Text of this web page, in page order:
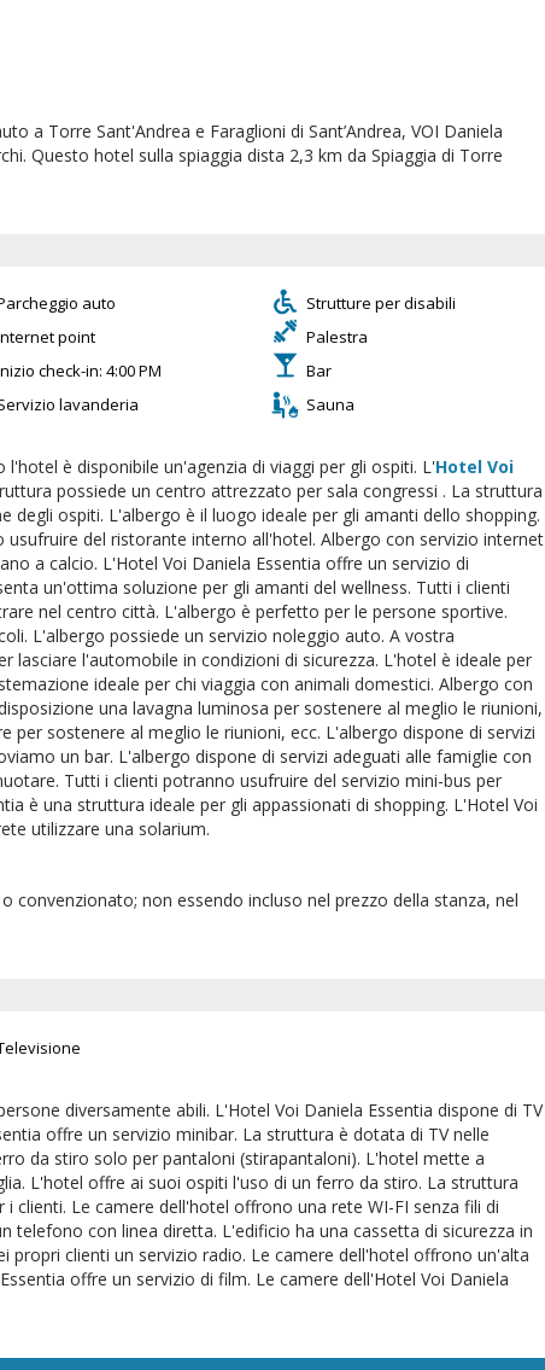
a Torre Sant'Andrea e Faraglioni di Sant’Andrea, VOI Daniela
Questo hotel sulla spiaggia dista 2,3 km da Spiaggia di Torre
auto
Strutture per disabili
point
Palestra
check-in: 4:00 PM
Bar
lavanderia Sauna
è disponibile un'agenzia di viaggi per gli ospiti. L'Hotel Voi
possiede un centro attrezzato per sala congressi . La struttura
degli ospiti. L'albergo è il luogo ideale per gli amanti dello shopping.
del ristorante interno all'hotel. Albergo con servizio internet
a calcio. L'Hotel Voi Daniela Essentia offre un servizio di
un'ottima soluzione per gli amanti del wellness. Tutti i clienti
nel centro città. L'albergo è perfetto per le persone sportive.
L'albergo possiede un servizio noleggio auto. A vostra
lasciare l'automobile in condizioni di sicurezza. L'hotel è ideale per
ideale per chi viaggia con animali domestici. Albergo con
una lavagna luminosa per sostenere al meglio le riunioni,
per sostenere al meglio le riunioni, ecc. L'albergo dispone di servizi
un bar. L'albergo dispone di servizi adeguati alle famiglie con
Tutti i clienti potranno usufruire del servizio mini-bus per
è una struttura ideale per gli appassionati di shopping. L'Hotel Voi
utilizzare una solarium.
convenzionato; non essendo incluso nel prezzo della stanza, nel
diversamente abili. L'Hotel Voi Daniela Essentia dispone di TV
offre un servizio minibar. La struttura è dotata di TV nelle
da stiro solo per pantaloni (stirapantaloni). L'hotel mette a
L'hotel offre ai suoi ospiti l'uso di un ferro da stiro. La struttura
clienti. Le camere dell'hotel offrono una rete WI-FI senza fili di
telefono con linea diretta. L'edificio ha una cassetta di sicurezza in
propri clienti un servizio radio. Le camere dell'hotel offrono un'alta
offre un servizio di film. Le camere dell'Hotel Voi Daniela